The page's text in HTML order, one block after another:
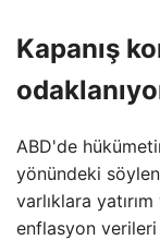
Kapanış
ABD'de
yönündeki
varlıklara
enflasyon verileri